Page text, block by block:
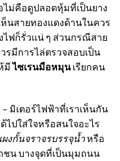
ไม่คือดูปลอดหุ้มที่เป็นยาง
นสายทองแดงด้านในควร
ไฟก็รั่วแน่ ๆ ส่วนกรณีสาย
รมีการไล่ตรวจสอบเป็น
มีไซเรนมือหมุนเรียกคน
มิเตอร์ไฟฟ้าที่เราเห็นกัน
ไปใส่ใจหรือสนใจอะไร
ผงกั้นจราจรบรรจุน้ำหรือ
ชน บางจุดที่เป็นมุมถนน